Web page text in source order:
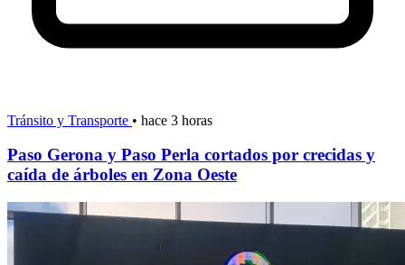
Tránsito y Transporte • hace 3 horas
Paso Gerona y Paso Perla cortados por crecidas y
caída de árboles en Zona Oeste